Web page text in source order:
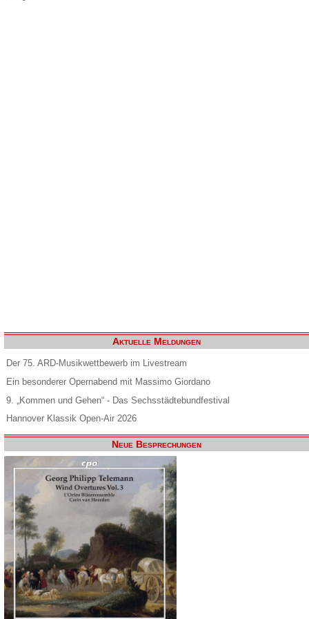
Aktuelle Meldungen
Der 75. ARD-Musikwettbewerb im Livestream
Ein besonderer Opernabend mit Massimo Giordano
9. „Kommen und Gehen“ - Das Sechsstädtebundfestival
Hannover Klassik Open-Air 2026
Neue Besprechungen